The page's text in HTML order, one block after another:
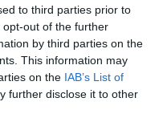
to third parties prior to
out of the further
by third parties on the
This information may
on the IAB’s List of
further disclose it to other